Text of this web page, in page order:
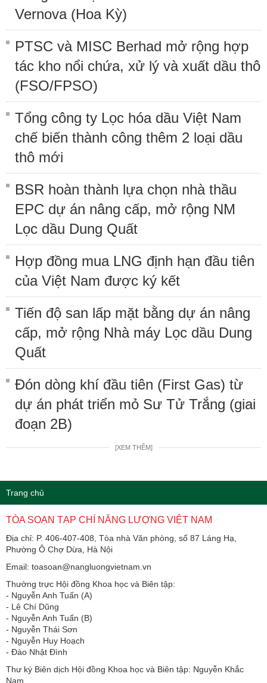
Vernova (Hoa Kỳ)
PTSC và MISC Berhad mở rộng hợp
tác kho nổi chứa, xử lý và xuất dầu thô
(FSO/FPSO)
Tổng công ty Lọc hóa dầu Việt Nam
chế biến thành công thêm 2 loại dầu
thô mới
BSR hoàn thành lựa chọn nhà thầu
EPC dự án nâng cấp, mở rộng NM
Lọc dầu Dung Quất
Hợp đồng mua LNG định hạn đầu tiên
của Việt Nam được ký kết
Tiến độ san lấp mặt bằng dự án nâng
cấp, mở rộng Nhà máy Lọc dầu Dung
Quất
Đón dòng khí đầu tiên (First Gas) từ
dự án phát triển mỏ Sư Tử Trắng (giai
đoạn 2B)
[XEM THÊM]
Trang chủ
TÒA SOẠN TẠP CHÍ NĂNG LƯỢNG VIỆT NAM
Địa chỉ: P. 406-407-408, Tòa nhà Văn phòng, số 87 Láng Hạ,
Phường Ô Chợ Dừa, Hà Nội
Email: toasoan@nangluongvietnam.vn
Thường trực Hội đồng Khoa học và Biên tập:
​​​​​​- Nguyễn Anh Tuấn (A)
- Lê Chí Dũng
- Nguyễn Anh Tuấn (B)
- Nguyễn Thái Sơn
- Nguyễn Huy Hoạch
- Đào Nhật Đình
Thư ký Biên dịch Hội đồng Khoa học và Biên tập: Nguyễn Khắc
Nam